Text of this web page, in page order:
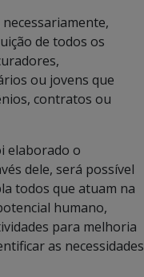
de todos os
ou jovens que
contratos ou
elaborado o
dele, será possível
todos que atuam na
humano,
para melhoria
as necessidades